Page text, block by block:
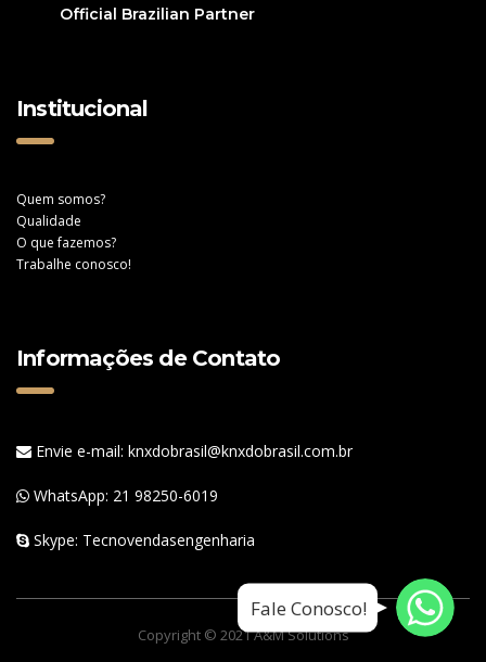
Official Brazilian Partner
Institucional
Quem somos?
Qualidade
O que fazemos?
Trabalhe conosco!
Informações de Contato
Envie e-mail: knxdobrasil@knxdobrasil.com.br
WhatsApp: 21 98250-6019
Skype: Tecnovendasengenharia
Copyright © 2021 A&M Solutions
WhatsApp
WhatsApp
WhatsApp
Fale Conosco!